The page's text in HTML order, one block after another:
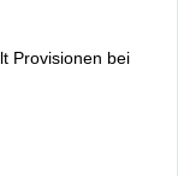
Provisionen bei